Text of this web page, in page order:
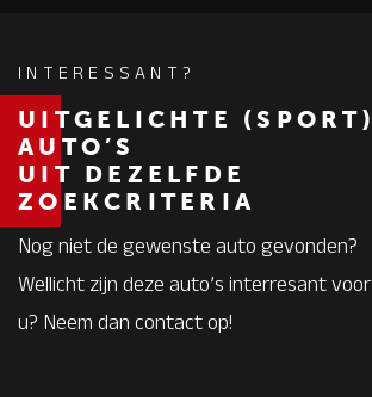
INTERESSANT?
UITGELICHTE (SPORT)
AUTO’S
UIT DEZELFDE
ZOEKCRITERIA
Nog niet de gewenste auto gevonden?
Wellicht zijn deze auto’s interresant voor
u? Neem dan contact op!